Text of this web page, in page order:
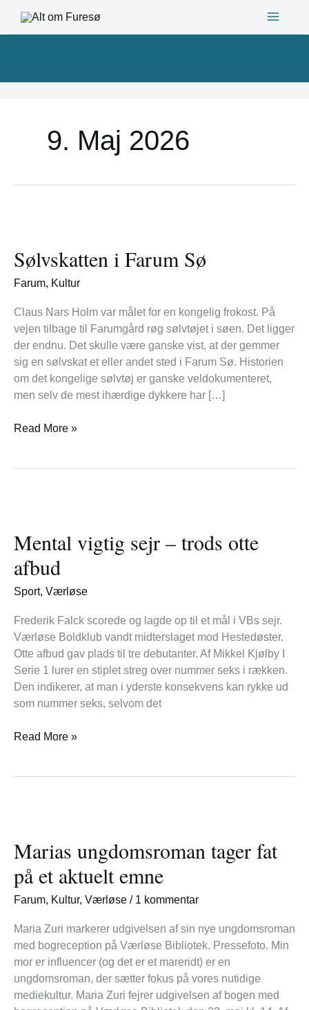
9. Maj 2026
Sølvskatten i Farum Sø
Farum, Kultur
Claus Nars Holm var målet for en kongelig frokost. På
vejen tilbage til Farumgård røg sølvtøjet i søen. Det ligger
der endnu. Det skulle være ganske vist, at der gemmer
sig en sølvskat et eller andet sted i Farum Sø. Historien
om det kongelige sølvtøj er ganske veldokumenteret,
men selv de mest ihærdige dykkere har […]
Farum
Sø
Read More »
Mental vigtig sejr – trods otte
afbud
Sport, Værløse
Frederik Falck scorede og lagde op til et mål i VBs sejr.
Værløse Boldklub vandt midterslaget mod Hestedøster.
Otte afbud gav plads til tre debutanter. Af Mikkel Kjølby I
Serie 1 lurer en stiplet streg over nummer seks i rækken.
Den indikerer, at man i yderste konsekvens kan rykke ud
som nummer seks, selvom det
sejr
–
trods
otte
Read More »
Marias ungdomsroman tager fat
på et aktuelt emne
Farum, Kultur, Værløse / 1 kommentar
Maria Zuri markerer udgivelsen af sin nye ungdomsroman
med bogreception på Værløse Bibliotek. Pressefoto. Min
mor er influencer (og det er et mareridt) er en
ungdomsroman, der sætter fokus på vores nutidige
mediekultur. Maria Zuri fejrer udgivelsen af bogen med
tager
fat
på
et
emne